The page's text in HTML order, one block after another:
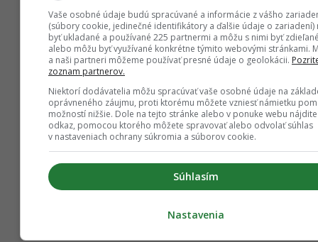
Vaše osobné údaje budú spracúvané a informácie z vášho
(súbory cookie, jedinečné identifikátory a ďalšie údaje o zariadení)
byť ukladané a používané 225 partnermi a môžu s nimi byť
alebo môžu byť využívané konkrétne týmito webovými stránkami.
a naši partneri môžeme používať presné údaje o geolokácii.
zoznam partnerov.
Niektorí dodávatelia môžu spracúvať vaše osobné údaje na
oprávneného záujmu, proti ktorému môžete vzniesť námietku
možností nižšie. Dole na tejto stránke alebo v ponuke webu nájdite
odkaz, pomocou ktorého môžete spravovať alebo odvolať súhlas
v nastaveniach ochrany súkromia a súborov cookie.
Súhlasím
Nastavenia